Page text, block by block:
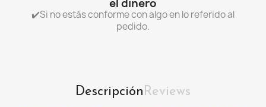
el dinero
✔️Si no estás conforme con algo en lo referido al
pedido.
DescripciónReviews